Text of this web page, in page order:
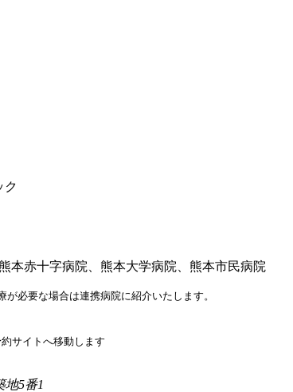
本赤十字病院、熊本大学病院、熊本市民病院
必要な場合は連携病院に紹介いたします。
サイトへ移動します
地5番1